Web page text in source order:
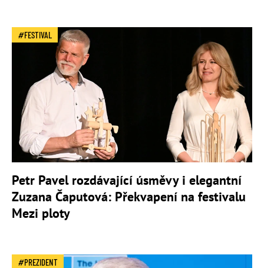
FESTIVAL
Petr Pavel rozdávající úsměvy i elegantní
Zuzana Čaputová: Překvapení na festivalu
Mezi ploty
PREZIDENT